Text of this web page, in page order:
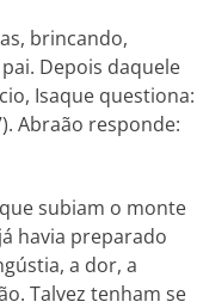
brincando,
Depois daquele
Isaque questiona:
Abraão responde:
subiam o monte
havia preparado
a dor, a
Talvez tenham se